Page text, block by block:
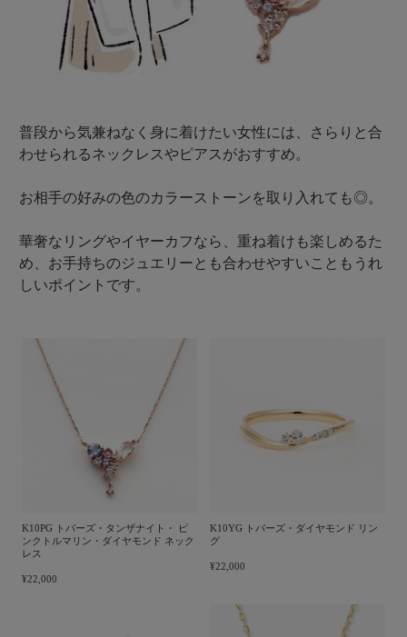
普段から気兼ねなく身に着けたい女性には、さらりと合
わせられるネックレスやピアスがおすすめ。
お相手の好みの色のカラーストーンを取り入れても◎。
華奢なリングやイヤーカフなら、重ね着けも楽しめるた
め、お手持ちのジュエリーとも合わせやすいこともうれ
しいポイントです。
K10PG トパーズ・タンザナイト・ ピ
ンクトルマリン・ダイヤモンド ネック
レス
¥22,000
K10YG トパーズ・ダイヤモンド リン
グ
¥22,000